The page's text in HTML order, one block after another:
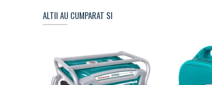
ALTII AU CUMPARAT SI